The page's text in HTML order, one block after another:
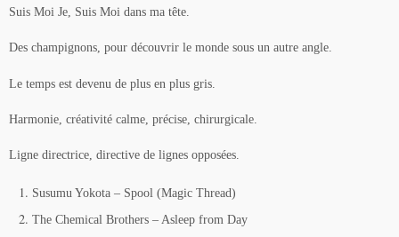
Suis Moi Je, Suis Moi dans ma tête.
Des champignons, pour découvrir le monde sous un autre angle.
Le temps est devenu de plus en plus gris.
Harmonie, créativité calme, précise, chirurgicale.
Ligne directrice, directive de lignes opposées.
Susumu Yokota – Spool (Magic Thread)
The Chemical Brothers – Asleep from Day